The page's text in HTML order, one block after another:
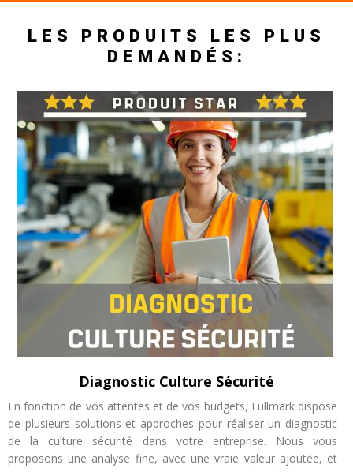
LES PRODUITS LES PLUS
DEMANDÉS:
Diagnostic Culture Sécurité
En fonction de vos attentes et de vos budgets, Fullmark dispose
de plusieurs solutions et approches pour réaliser un diagnostic
de la culture sécurité dans votre entreprise. Nous vous
proposons une analyse fine, avec une vraie valeur ajoutée, et